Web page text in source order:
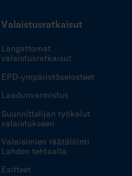
Valaistusratkaisut
Langattomat
valaistusratkaisut
EPD-ympäristöselosteet
Laadunvarmistus
Suunnittelijan työkalut
valaistukseen
Valaisimien räätälöinti
Lahden tehtaalla
Esitteet